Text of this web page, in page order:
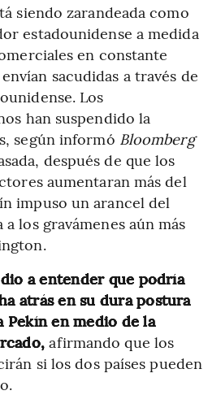
siendo zarandeada como
estadounidense a medida
en constante
sacudidas a través de
Los
han suspendido la
según informó Bloomberg
después de que los
aumentaran más del
impuso un arancel del
a los gravámenes aún más
a entender que podría
atrás en su dura postura
Pekín en medio de la
afirmando que los
si los dos países pueden